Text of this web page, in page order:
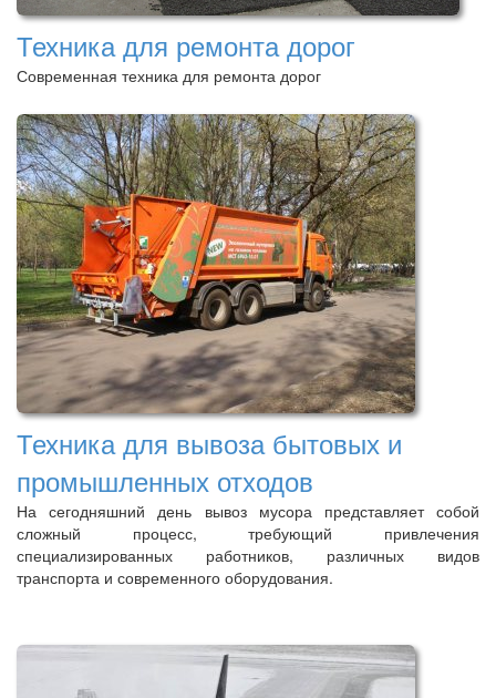
Техника для ремонта дорог
Современная техника для ремонта дорог
Техника для вывоза бытовых и
промышленных отходов
На сегодняшний день вывоз мусора представляет собой
сложный процесс, требующий привлечения
специализированных работников, различных видов
транспорта и современного оборудования.